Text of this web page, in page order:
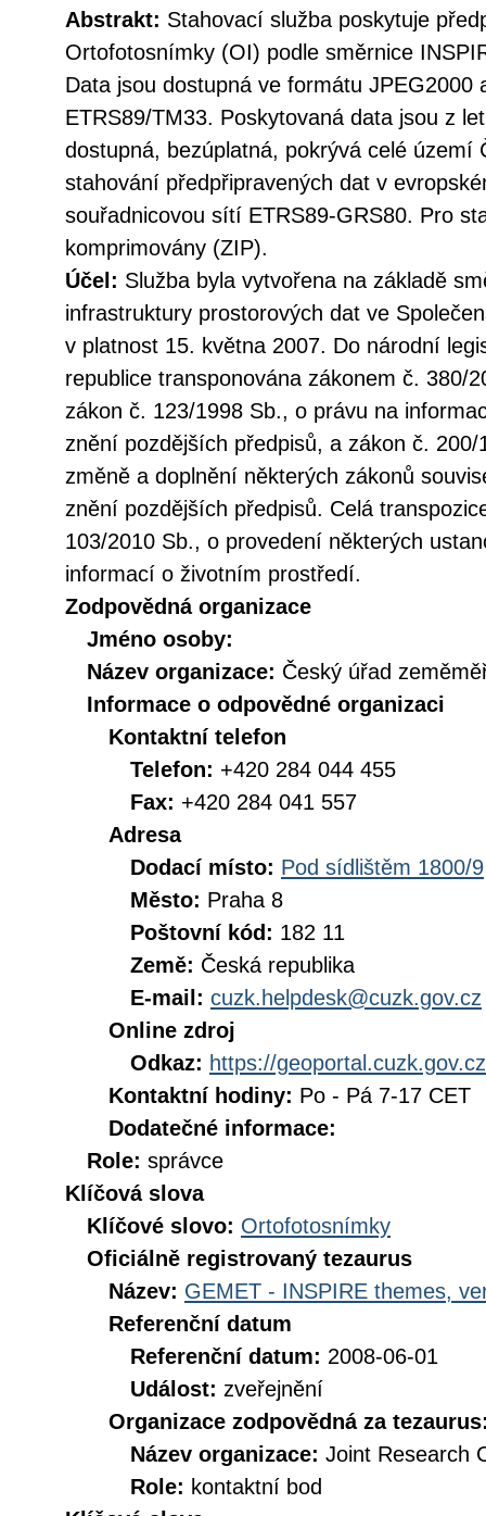
Abstrakt: Stahovací služba poskytuje
Ortofotosnímky (OI) podle směrnice
Data jsou dostupná ve formátu JPEG2000
ETRS89/TM33. Poskytovaná data jsou z
dostupná, bezúplatná, pokrývá celé území
stahování předpřipravených dat v
souřadnicovou sítí ETRS89-GRS80. Pro
komprimovány (ZIP).
Účel: Služba byla vytvořena na základě
infrastruktury prostorových dat ve
v platnost 15. května 2007. Do národní
republice transponována zákonem č. 380/
zákon č. 123/1998 Sb., o právu na
znění pozdějších předpisů, a zákon č.
změně a doplnění některých zákonů
znění pozdějších předpisů. Celá
103/2010 Sb., o provedení některých
informací o životním prostředí.
Zodpovědná organizace
Jméno osoby:
Název organizace: Český úřad
Informace o odpovědné organizaci
Kontaktní telefon
Telefon: +420 284 044 455
Fax: +420 284 041 557
Adresa
Dodací místo: Pod sídlištěm 1800/9
Město: Praha 8
Poštovní kód: 182 11
Země: Česká republika
E-mail: cuzk.helpdesk@cuzk.gov.cz
Online zdroj
Odkaz: https://geoportal.cuzk.gov.cz
Kontaktní hodiny: Po - Pá 7-17 CET
Dodatečné informace:
Role: správce
Klíčová slova
Klíčové slovo: Ortofotosnímky
Oficiálně registrovaný tezaurus
Název: GEMET - INSPIRE themes,
Referenční datum
Referenční datum: 2008-06-01
Událost: zveřejnění
Organizace zodpovědná za
Název organizace: Joint Research
Role: kontaktní bod